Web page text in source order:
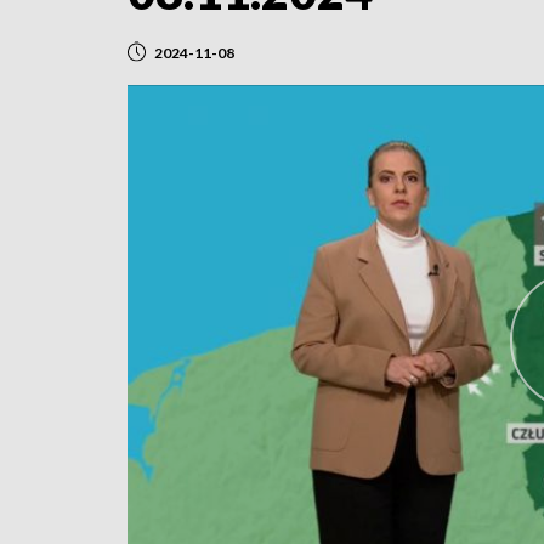
2024-11-08